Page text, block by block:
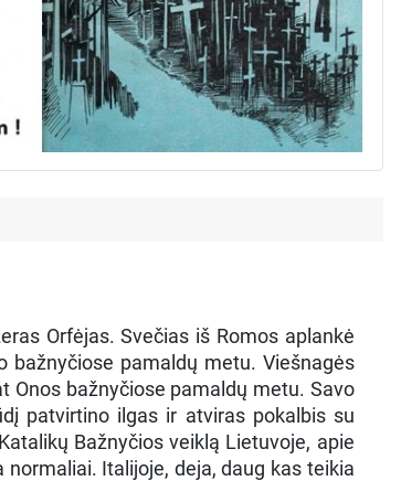
Orfėjas. Svečias iš Romos aplankė
bažnyčiose pamaldų metu. Viešnagės
Onos bažnyčiose pamaldų metu. Savo
patvirtino ilgas ir atviras pokalbis su
Bažnyčios veiklą Lietuvoje, apie
Italijoje, deja, daug kas teikia